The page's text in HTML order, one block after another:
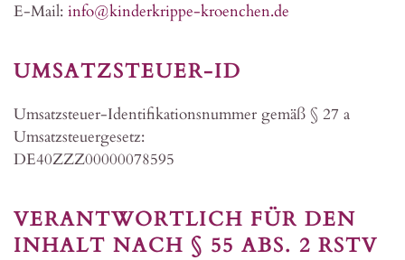
E-Mail: info@kinderkrippe-kroenchen.de
UMSATZSTEUER-ID
Umsatzsteuer-Identifikationsnummer gemäß § 27 a
Umsatzsteuergesetz:
DE40ZZZ00000078595
VERANTWORTLICH FÜR DEN
INHALT NACH § 55 ABS. 2 RSTV